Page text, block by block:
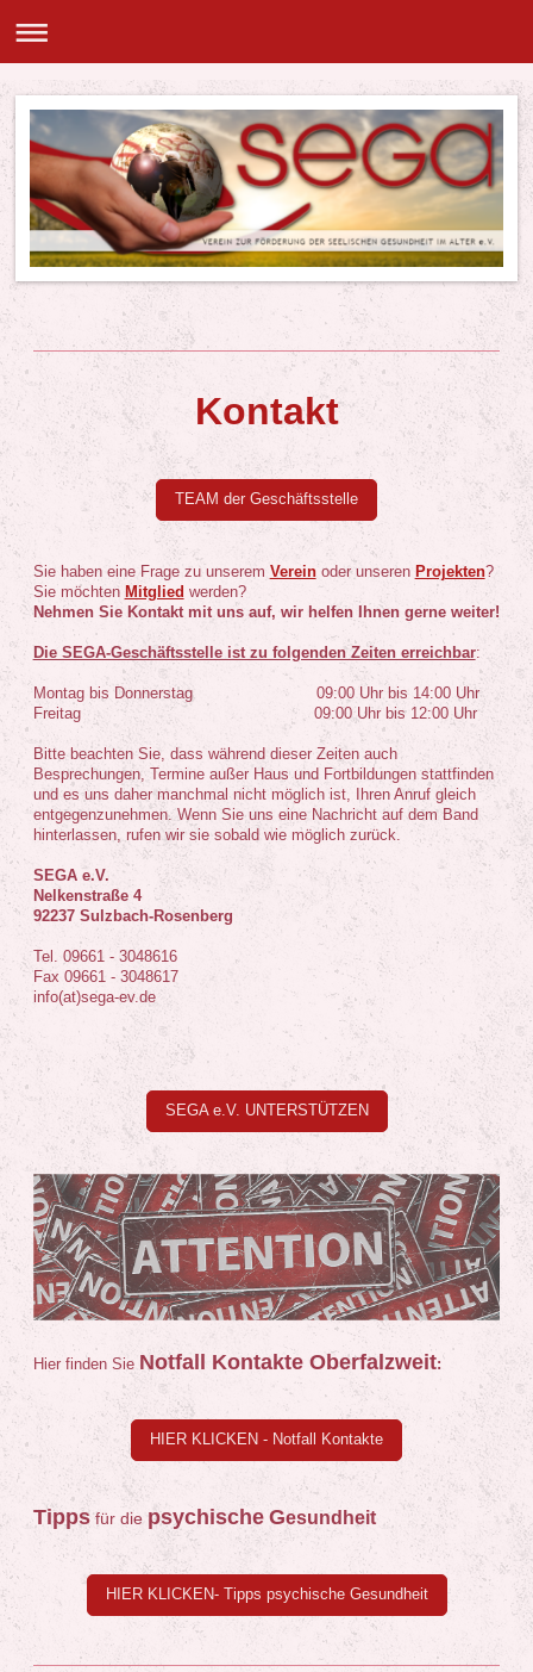
Kontakt
TEAM der Geschäftsstelle
Sie haben eine Frage zu unserem Vereinoder unseren Projekten?
Sie möchten Mitglied werden?
Nehmen Sie Kontakt mit uns auf, wir helfen Ihnen gerne weiter!
Die SEGA-Geschäftsstelle ist zu folgenden Zeiten erreichbar:
Montag bis Donnerstag 09:00 Uhr bis 14:00 Uhr
Freitag 09:00 Uhr bis 12:00 Uhr
Bitte beachten Sie, dass während dieser Zeiten auch
Besprechungen, Termine außer Haus und Fortbildungen stattfinden
und es uns daher manchmal nicht möglich ist, Ihren Anruf gleich
entgegenzunehmen. Wenn Sie uns eine Nachricht auf dem Band
hinterlassen, rufen wir sie sobald wie möglich zurück.
SEGA e.V.
Nelkenstraße 4
92237 Sulzbach-Rosenberg
Tel. 09661 - 3048616
Fax 09661 - 3048617
info(at)sega-ev.de
SEGA e.V. UNTERSTÜTZEN
Hier finden Sie Notfall Kontakte Oberfalzweit:
HIER KLICKEN - Notfall Kontakte
Tipps für die psychische Gesundheit
HIER KLICKEN- Tipps psychische Gesundheit